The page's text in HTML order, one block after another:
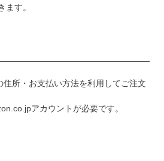
ます。
所・お支払い方法を利用してご注文
アカウントが必要です。